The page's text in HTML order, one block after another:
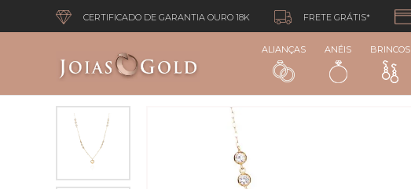
CERTIFICADO DE GARANTIA OURO 18K FRETE GRÁTIS*
ALIANÇAS ANÉIS BRINCOS